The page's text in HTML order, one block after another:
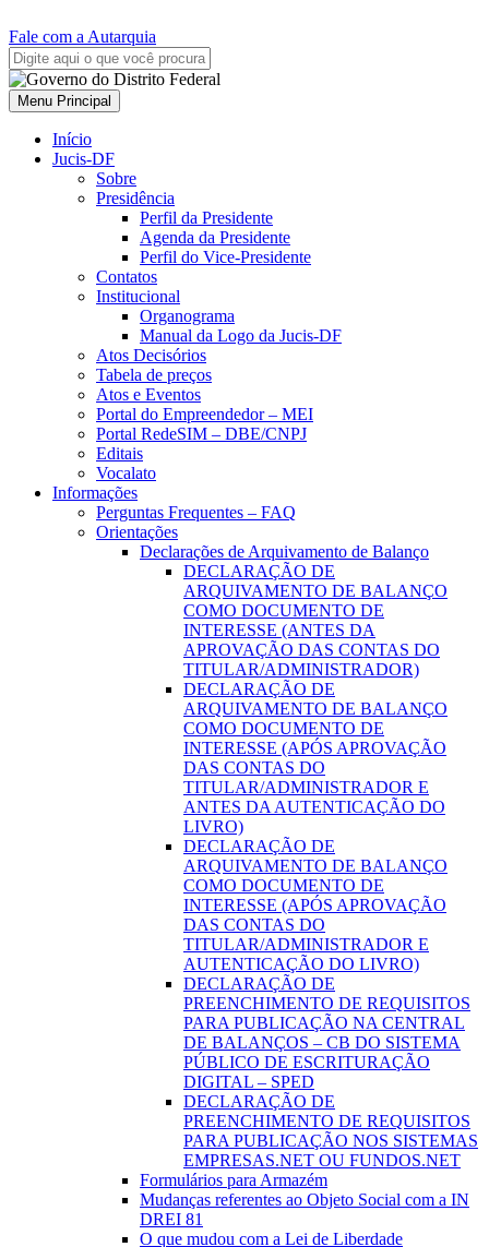
Fale com a Autarquia
Menu Principal
Início
Jucis-DF
Sobre
Presidência
Perfil da Presidente
Agenda da Presidente
Perfil do Vice-Presidente
Contatos
Institucional
Organograma
Manual da Logo da Jucis-DF
Atos Decisórios
Tabela de preços
Atos e Eventos
Portal do Empreendedor – MEI
Portal RedeSIM – DBE/CNPJ
Editais
Vocalato
Informações
Perguntas Frequentes – FAQ
Orientações
Declarações de Arquivamento de Balanço
DECLARAÇÃO DE
ARQUIVAMENTO DE BALANÇO
COMO DOCUMENTO DE
INTERESSE (ANTES DA
APROVAÇÃO DAS CONTAS DO
TITULAR/ADMINISTRADOR)
DECLARAÇÃO DE
ARQUIVAMENTO DE BALANÇO
COMO DOCUMENTO DE
INTERESSE (APÓS APROVAÇÃO
DAS CONTAS DO
TITULAR/ADMINISTRADOR E
ANTES DA AUTENTICAÇÃO DO
LIVRO)
DECLARAÇÃO DE
ARQUIVAMENTO DE BALANÇO
COMO DOCUMENTO DE
INTERESSE (APÓS APROVAÇÃO
DAS CONTAS DO
TITULAR/ADMINISTRADOR E
AUTENTICAÇÃO DO LIVRO)
DECLARAÇÃO DE
PREENCHIMENTO DE REQUISITOS
PARA PUBLICAÇÃO NA CENTRAL
DE BALANÇOS – CB DO SISTEMA
PÚBLICO DE ESCRITURAÇÃO
DIGITAL – SPED
DECLARAÇÃO DE
PREENCHIMENTO DE REQUISITOS
PARA PUBLICAÇÃO NOS SISTEMAS
EMPRESAS.NET OU FUNDOS.NET
Formulários para Armazém
Mudanças referentes ao Objeto Social com a IN
DREI 81
O que mudou com a Lei de Liberdade